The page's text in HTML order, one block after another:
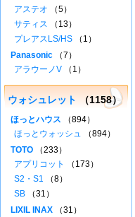
アステオ （5）
サティス （13）
プレアスLS/HS （1）
Panasonic （7）
アラウーノV （1）
ウォシュレット （1158）
ほっとハウス （894）
ほっとウォッシュ （894）
TOTO （233）
アプリコット
（173）
S2・S1 （8）
SB （31）
LIXIL INAX （31）